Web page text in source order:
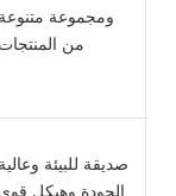
ومجموعة متنوعة
من المنتجات
صديقة للبيئة وعالية